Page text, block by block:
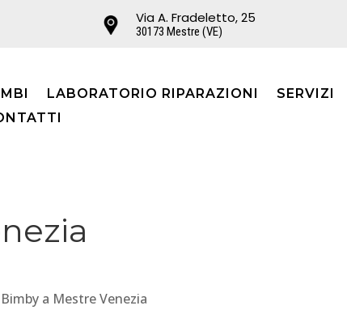
Via A. Fradeletto, 25
30173 Mestre (VE)
LABORATORIO RIPARAZIONI
SERVIZI